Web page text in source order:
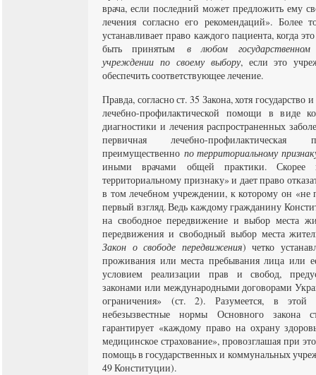
врача, если последний может предложить ему
лечения согласно его рекомендаций». Более
устанавливает право каждого пациента, когда
быть принятым в любом государственном
учреждении по своему выбору, если это
обеспечить соответствующее лечение.
Правда, согласно ст. 35 Закона, хотя государство
лечебно-профилактической помощи в виде
диагностики и лечения распространенных
первичная лечебно-профилактическая
преимущественнопо территориальному
иными врачами общей практики. Скорее
территориальному признаку» и дает право
в том лечебном учреждении, к которому он
первый взгляд. Ведь каждому гражданину
на свободное передвижение и выбор места
передвижения и свободный выбор места
Закон о свободе передвижения) четко
проживания или места пребывания лица или
условием реализации прав и свобод,
законами или международными договорами
ограничения» (ст. 2). Разумеется, в этой
небезызвестные нормы Основного закона
гарантирует «каждому право на охрану
медицинское страхование», провозглашая при
помощь в государственных и коммунальных
49 Конституции).